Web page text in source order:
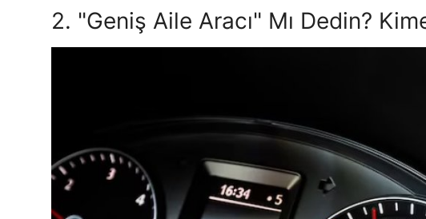
2. "Geniş Aile Aracı" Mı Dedin?